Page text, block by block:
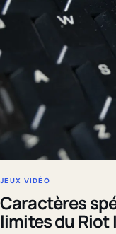
JEUX VIDÉO
Caractères
limites du Riot